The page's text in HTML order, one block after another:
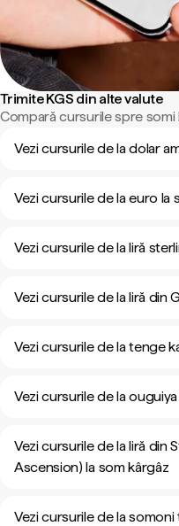
Trimite KGS din alte valute
Compară cursurile spre somi
Vezi cursurile de la dolar
Vezi cursurile de la euro la
Vezi cursurile de la liră
Vezi cursurile de la liră din
Vezi cursurile de la tenge
Vezi cursurile de la
Vezi cursurile de la liră din
Ascension) la som kârgâz
Vezi cursurile de la